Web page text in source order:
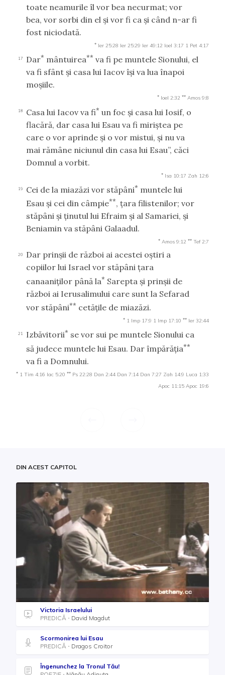
toate neamurile îl vor bea necurmat; vor
bea, vor sorbi din el şi vor fi ca şi când n-ar fi
fost niciodată.
* Ier 25:28 Ier 25:29 Ier 49:12 Ioel 3:17 1 Pet 4:17
17 Dar* mântuirea** va fi pe muntele Sionului, el
va fi sfânt şi casa lui Iacov îşi va lua înapoi
moşiile.
* Ioel 2:32 ** Amos 9:8
18 Casa lui Iacov va fi* un foc şi casa lui Iosif, o
flacără, dar casa lui Esau va fi miriştea pe
care o vor aprinde şi o vor mistui, şi nu va
mai rămâne niciunul din casa lui Esau”, căci
Domnul a vorbit.
* Isa 10:17 Zah 12:6
19 Cei de la miazăzi vor stăpâni* muntele lui
Esau şi cei din câmpie**, ţara filistenilor; vor
stăpâni şi ţinutul lui Efraim şi al Samariei, şi
Beniamin va stăpâni Galaadul.
* Amos 9:12 ** Tef 2:7
20
Dar prinşii de război ai acestei oştiri a
copiilor lui Israel vor stăpâni ţara
canaaniţilor până la* Sarepta şi prinşii de
război ai Ierusalimului care sunt la Sefarad
vor stăpâni** cetăţile de miazăzi.
* 1 Imp 17:9 1 Imp 17:10 ** Ier 32:44
21 Izbăvitorii* se vor sui pe muntele Sionului ca
să judece muntele lui Esau. Dar împărăţia**
va fi a Domnului.
* 1 Tim 4:16 Iac 5:20 ** Ps 22:28 Dan 2:44 Dan 7:14 Dan 7:27 Zah 14:9 Luca 1:33
Apoc 11:15 Apoc 19:6
DIN ACEST CAPITOL
Victoria Israelului
PREDICĂ
David Magdut
Scormonirea lui Esau
PREDICĂ
Dragos Croitor
Îngenunchez la Tronul Tău!